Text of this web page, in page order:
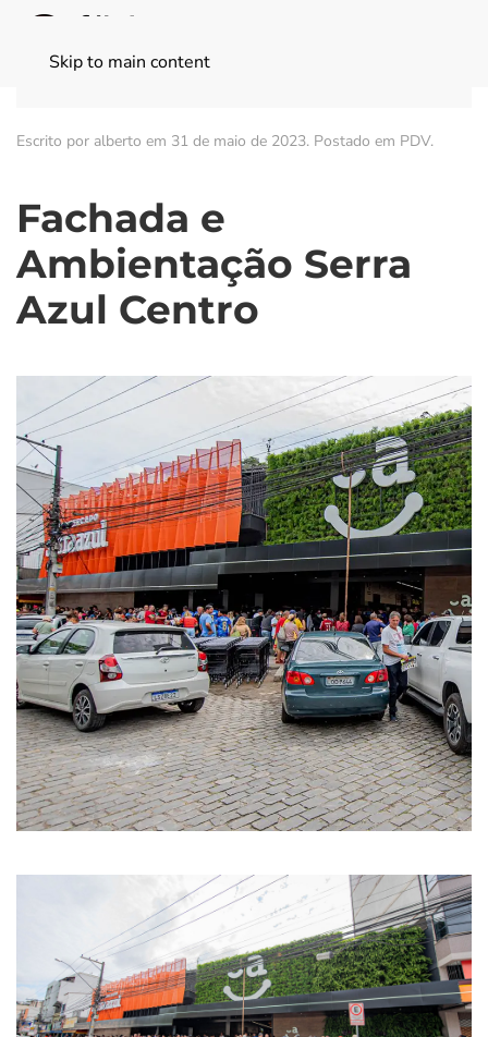
Skip to main content
Escrito por alberto em 31 de maio de 2023. Postado em PDV.
Fachada e
Ambientação Serra
Azul Centro